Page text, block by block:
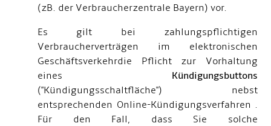
(zB. der Verbraucherzentrale Bayern) vor.
Es gilt bei zahlungspflichtigen
Verbraucherverträgen im elektronischen
Geschäftsverkehrdie Pflicht zur Vorhaltung
eines Kündigungsbuttons
("Kündigungsschaltfläche")
nebst
entsprechenden Online-Kündigungsverfahren .
Für den Fall, dass Sie solche